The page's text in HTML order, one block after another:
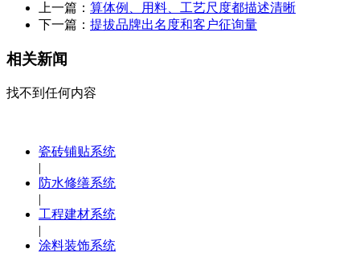
上一篇： 算体例、用料、工艺尺度都描述清晰
下一篇： 提拔品牌出名度和客户征询量
相关新闻
找不到任何内容
瓷砖铺贴系统
|
防水修缮系统
|
工程建材系统
|
涂料装饰系统